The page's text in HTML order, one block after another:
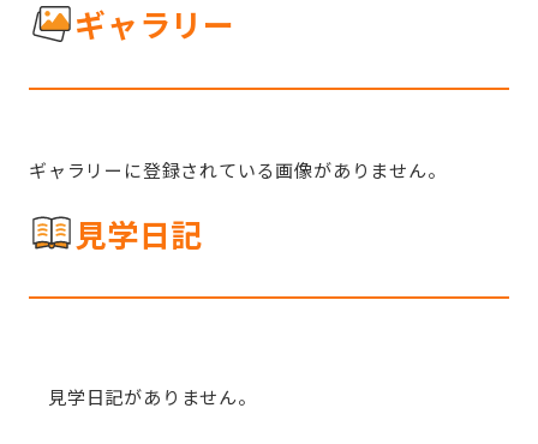
ギャラリー
ギャラリーに登録されている画像がありません。
見学日記
見学日記がありません。